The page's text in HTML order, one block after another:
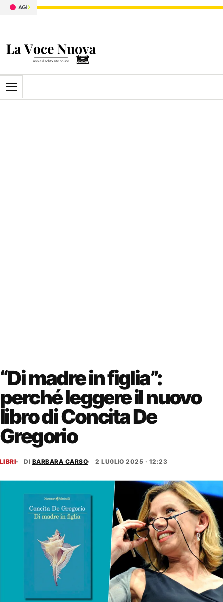
Apri il menu
“Di madre in figlia”:
perché leggere il nuovo
libro di Concita De
Gregorio
LIBRI DI BARBARA CARSO 2 LUGLIO 2025 · 12:23